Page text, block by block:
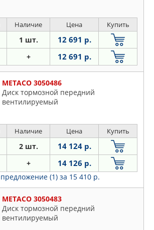
Наличие Цена Купить
1 шт. 12 691 р.
+ 12 691 р.
METACO 3050486
Диск тормозной передний
вентилируемый
Наличие Цена Купить
2 шт. 14 124 р.
+ 14 126 р.
(1) за 15 410 р.
METACO 3050483
Диск тормозной передний
вентилируемый